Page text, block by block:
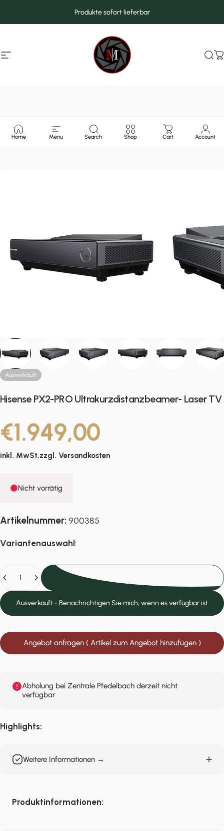
Produkte sofort lieferbar
Seitennavigation MarcMax Shop
Home Menu Search Shop Cart Account
Ausverkauft
Hisense PX2-PRO Ultrakurzdistanzbeamer- Laser TV
€1.949,00
inkl. MwSt.zzgl. Versandkosten
Nicht vorrätig
Artikelnummer:900385
Variantenauswahl :
Ausverkauft - Benachrichtigen Sie mich, wenn es verfügbar ist
Angebot anfragen ( Artikel zum Angebot hinzufügen )
Abholung bei Zentrale Pfedelbach derzeit nicht
verfügbar
Highlights:
Weitere Informationen →
Produktinformationen: